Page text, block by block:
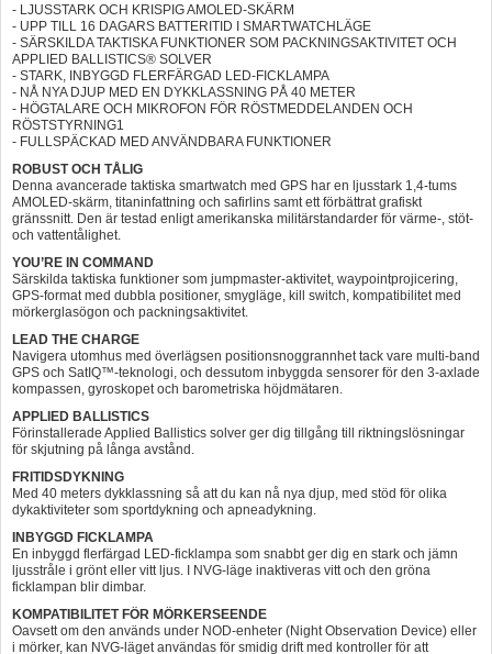
Calix - Packline - Takboxar
Thule - Takboxar
Thule - Lasthållare
LAGERRENSING
Begagnade Motorer & Båtar
- LJUSSTARK OCH KRISPIG AMOLED-SKÄRM
- UPP TILL 16 DAGARS BATTERITID I SMARTWATCHLÄGE
- SÄRSKILDA TAKTISKA FUNKTIONER SOM PACKNINGSAKTIVITET OCH
APPLIED BALLISTICS® SOLVER
- STARK, INBYGGD FLERFÄRGAD LED-FICKLAMPA
- NÅ NYA DJUP MED EN DYKKLASSNING PÅ 40 METER
- HÖGTALARE OCH MIKROFON FÖR RÖSTMEDDELANDEN OCH
RÖSTSTYRNING1
- FULLSPÄCKAD MED ANVÄNDBARA FUNKTIONER
ROBUST OCH TÅLIG
Denna avancerade taktiska smartwatch med GPS har en ljusstark 1,4-tums
AMOLED-skärm, titaninfattning och safirlins samt ett förbättrat grafiskt
gränssnitt. Den är testad enligt amerikanska militärstandarder för värme-, stöt-
och vattentålighet.
YOU’RE IN COMMAND​
Särskilda taktiska funktioner som jumpmaster-aktivitet, waypointprojicering,
GPS-format med dubbla positioner, smygläge, kill switch, kompatibilitet med
mörkerglasögon och packningsaktivitet.
LEAD THE CHARGE
Navigera utomhus med överlägsen positionsnoggrannhet tack vare multi-band
GPS och SatIQ™-teknologi, och dessutom inbyggda sensorer för den 3-axlade
kompassen, gyroskopet och barometriska höjdmätaren.
APPLIED BALLISTICS
Förinstallerade Applied Ballistics solver ger dig tillgång till riktningslösningar
för skjutning på långa avstånd.
FRITIDSDYKNING
Med 40 meters dykklassning så att du kan nå nya djup, med stöd för olika
dykaktiviteter som sportdykning och apneadykning.
INBYGGD FICKLAMPA
En inbyggd flerfärgad LED-ficklampa som snabbt ger dig en stark och jämn
ljusstråle i grönt eller vitt ljus. I NVG-läge inaktiveras vitt och den gröna
ficklampan blir dimbar.
KOMPATIBILITET FÖR MÖRKERSEENDE
Oavsett om den används under NOD-enheter (Night Observation Device) eller
i mörker, kan NVG-läget användas för smidig drift med kontroller för att